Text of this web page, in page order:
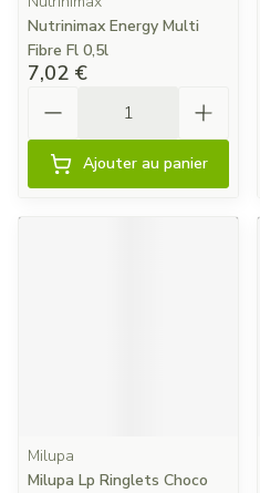
Nutrinimax Energy Multi
Fibre Fl 0,5l
7,02 €
Ajouter au panier
Milupa
Milupa Lp Ringlets Choco